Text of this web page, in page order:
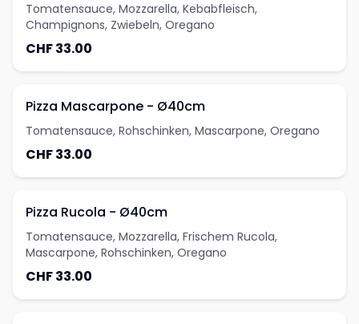
Tomatensauce, Mozzarella, Kebabfleisch,
Champignons, Zwiebeln, Oregano
CHF 33.00
Pizza Mascarpone - Ø40cm
Tomatensauce, Rohschinken, Mascarpone, Oregano
CHF 33.00
Pizza Rucola - Ø40cm
Tomatensauce, Mozzarella, Frischem Rucola,
Mascarpone, Rohschinken, Oregano
CHF 33.00